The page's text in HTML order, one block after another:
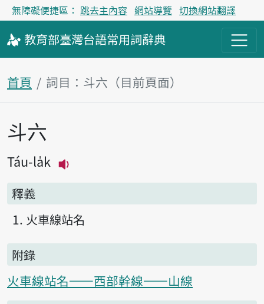
無障礙便捷區： 跳去主內容 網站導覽 切換網站翻譯
教育部臺灣台語常用詞辭典
首頁 詞目：斗六（目前頁面）
主內容區塊
斗六
Táu-la̍k
釋義
火車線站名
附錄
火車線站名——西部幹線——山線